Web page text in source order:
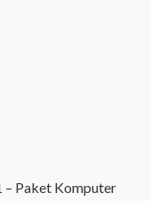
– Paket Komputer